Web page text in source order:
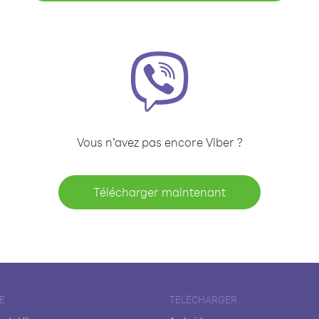
Vous n’avez pas encore Viber ?
Télécharger maintenant
TÉLÉCHARGER